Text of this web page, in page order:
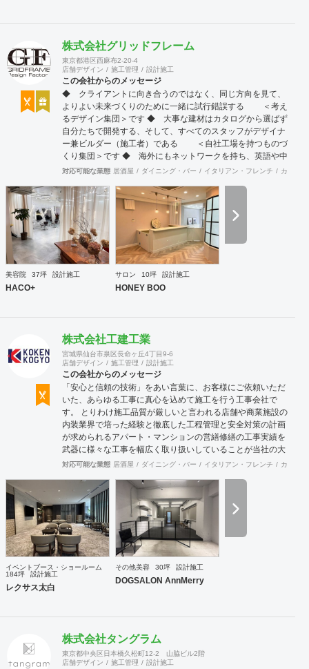
株式会社グリッドフレーム
東京都港区西麻布2-20-4
店舗デザイン
施工管理 設計施工
この会社からのメッセージ
◆ クライアントに向き合うのではなく、同じ方向を見て、
よりよい未来づくりのために一緒に試行錯誤する ＜考え
るデザイン集団＞です ◆ 大事な建材はカタログから選ばず
自分たちで開発する、そして、すべてのスタッフがデザイナ
ー兼ビルダー（施工者）である ＜自社工場を持つものづ
くり集団＞です ◆ 海外にもネットワークを持ち、英語や中
国語に堪能なスタッフたちが、海外から国内への出店をスム
工案件、設計＋造作物の案件、施工案件、造作物制作など、
多様な請負形態が可能です。工場では金属を中心にさまざま
な素材を用いた制作が可能で、例えば通常デザイン性とは無
縁な特定防火設備（鉄扉）などにも高いデザイン性を施すこ
とも可能です。 GRIDFRAME とりかえのきかない空間
https://gridframe.co.jp/ Synes(シネス) 霧のようなやわらか
な空間 http://synes.jp/ SOTOCHIKU 時間の蓄積を取り
込む空間 https://sotochiku.com/
対応可能な業態 居酒屋 ダイニング・バー イタリアン・フレンチ カフェ
美容院 37坪 設計施工
HACO+
サロン 10坪 設計施工
HONEY BOO
株式会社工建工業
宮城県仙台市泉区長命ヶ丘4丁目9-6
店舗デザイン
施工管理 設計施工
この会社からのメッセージ
「安心と信頼の技術」をあい言葉に、お客様にご依頼いただ
いた、あらゆる工事に真心を込めて施工を行う工事会社で
す。 とりわけ施工品質が厳しいと言われる店舗や商業施設の
内装業界で培った経験と徹底した工程管理と安全対策の計画
が求められるアパート・マンションの営繕修繕の工事実績を
武器に様々な工事を幅広く取り扱いしていることが当社の大
きな特徴です。
対応可能な業態 居酒屋 ダイニング・バー イタリアン・フレンチ カフェ
イベントブース・ショールーム
184坪
設計施工
レクサス太白
その他美容 30坪 設計施工
DOGSALON AnnMerry
株式会社タングラム
東京都中央区日本橋久松町12-2 山脇ビル2階
店舗デザイン
施工管理 設計施工